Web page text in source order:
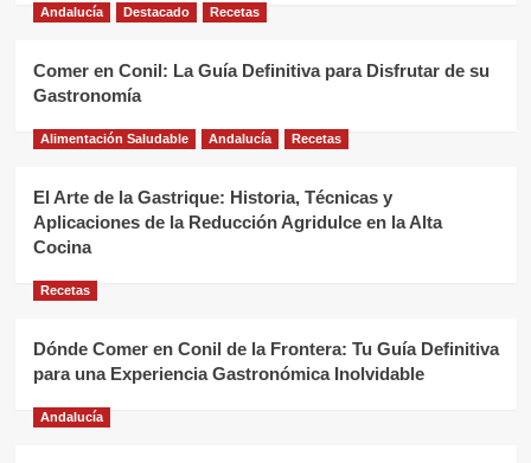
Andalucía Destacado Recetas
Comer en Conil: La Guía Definitiva para Disfrutar de su
Gastronomía
Alimentación Saludable Andalucía Recetas
El Arte de la Gastrique: Historia, Técnicas y
Aplicaciones de la Reducción Agridulce en la Alta
Cocina
Recetas
Dónde Comer en Conil de la Frontera: Tu Guía Definitiva
para una Experiencia Gastronómica Inolvidable
Andalucía